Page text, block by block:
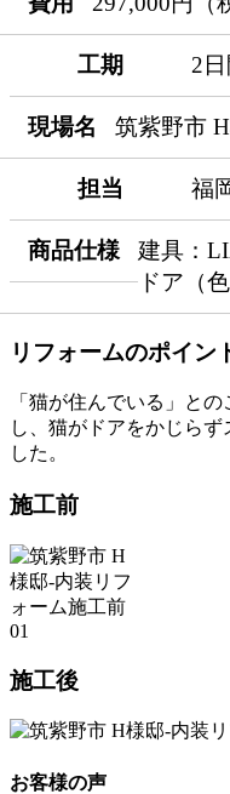
工期 2
現場名 筑紫野市
担当 福
商品仕様
建具：
ドア（
リフォームのポイン
「猫が住んでいる」と
し、猫がドアをかじら
した。
施工前
施工後
お客様の声